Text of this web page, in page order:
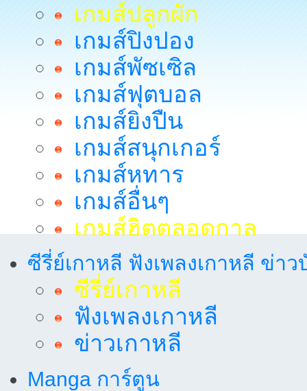
เกมส์ปลูกผัก
เกมส์ปิงปอง
เกมส์พัซเซิล
เกมส์ฟุตบอล
เกมส์ยิงปืน
เกมส์สนุกเกอร์
เกมส์หทาร
เกมส์อื่นๆ
เกมส์ฮิตตลอดกาล
ซีรี่ย์เกาหลี ฟังเพลงเกาหลี ข่าว
ซีรี่ย์เกาหลี
ฟังเพลงเกาหลี
ข่าวเกาหลี
Manga การ์ตูน